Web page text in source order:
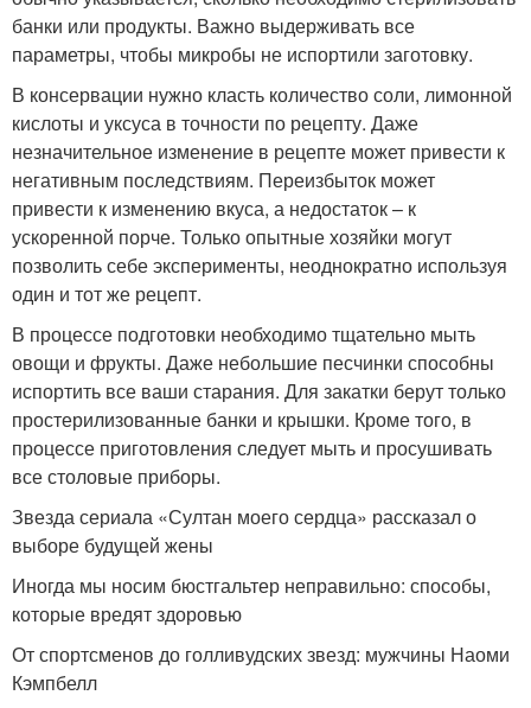
банки или продукты. Важно выдерживать все
параметры, чтобы микробы не испортили заготовку.
В консервации нужно класть количество соли, лимонной
кислоты и уксуса в точности по рецепту. Даже
незначительное изменение в рецепте может привести к
негативным последствиям. Переизбыток может
привести к изменению вкуса, а недостаток – к
ускоренной порче. Только опытные хозяйки могут
позволить себе эксперименты, неоднократно используя
один и тот же рецепт.
В процессе подготовки необходимо тщательно мыть
овощи и фрукты. Даже небольшие песчинки способны
испортить все ваши старания. Для закатки берут только
простерилизованные банки и крышки. Кроме того, в
процессе приготовления следует мыть и просушивать
все столовые приборы.
Звезда сериала «Султан моего сердца» рассказал о
выборе будущей жены
Иногда мы носим бюстгальтер неправильно: способы,
которые вредят здоровью
От спортсменов до голливудских звезд: мужчины Наоми
Кэмпбелл